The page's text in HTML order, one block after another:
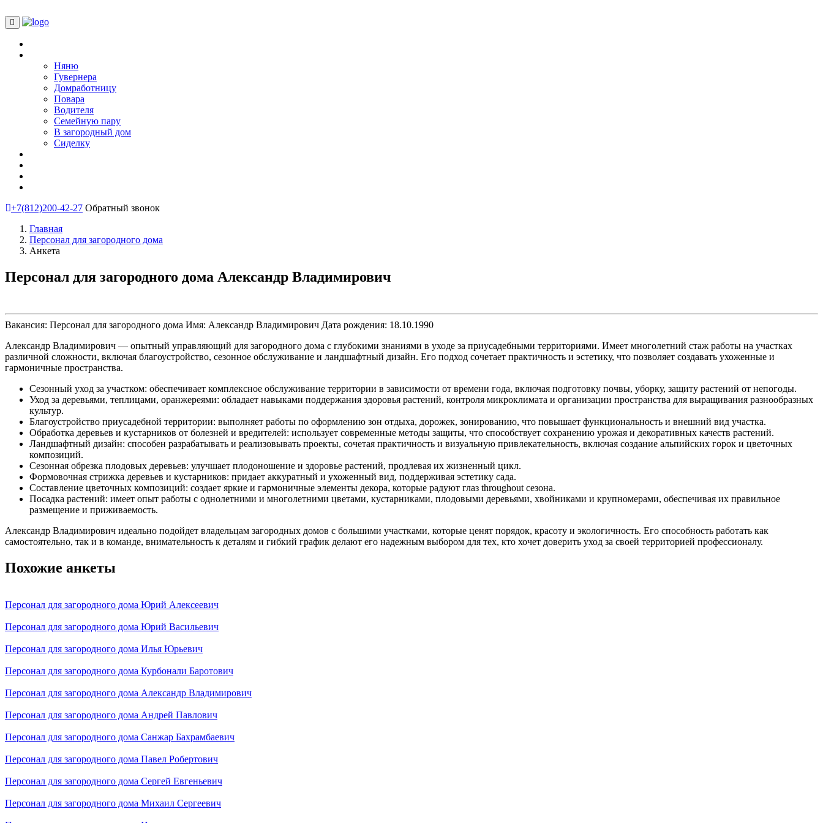
Няню
Гувернера
Домработницу
Повара
Водителя
Семейную пару
В загородный дом
Сиделку
+7(812)200-42-27 Обратный звонок
Главная
Персонал для загородного дома
Анкета
Персонал для загородного дома Александр Владимирович
Вакансия: Персонал для загородного дома Имя: Александр Владимирович Дата рождения: 18.10.1990
Александр Владимирович — опытный управляющий для загородного дома с глубокими знаниями в уходе за приусадебными территориями. Имеет многолетний стаж работы на участках
различной сложности, включая благоустройство, сезонное обслуживание и ландшафтный дизайн. Его подход сочетает практичность и эстетику, что позволяет создавать ухоженные и
гармоничные пространства.
Сезонный уход за участком: обеспечивает комплексное обслуживание территории в зависимости от времени года, включая подготовку почвы, уборку, защиту растений от непогоды.
Уход за деревьями, теплицами, оранжереями: обладает навыками поддержания здоровья растений, контроля микроклимата и организации пространства для выращивания разнообразных
культур.
Благоустройство приусадебной территории: выполняет работы по оформлению зон отдыха, дорожек, зонированию, что повышает функциональность и внешний вид участка.
Обработка деревьев и кустарников от болезней и вредителей: использует современные методы защиты, что способствует сохранению урожая и декоративных качеств растений.
Ландшафтный дизайн: способен разрабатывать и реализовывать проекты, сочетая практичность и визуальную привлекательность, включая создание альпийских горок и цветочных
композиций.
Сезонная обрезка плодовых деревьев: улучшает плодоношение и здоровье растений, продлевая их жизненный цикл.
Формовочная стрижка деревьев и кустарников: придает аккуратный и ухоженный вид, поддерживая эстетику сада.
Составление цветочных композиций: создает яркие и гармоничные элементы декора, которые радуют глаз throughout сезона.
Посадка растений: имеет опыт работы с однолетними и многолетними цветами, кустарниками, плодовыми деревьями, хвойниками и крупномерами, обеспечивая их правильное
размещение и приживаемость.
Александр Владимирович идеально подойдет владельцам загородных домов с большими участками, которые ценят порядок, красоту и экологичность. Его способность работать как
самостоятельно, так и в команде, внимательность к деталям и гибкий график делают его надежным выбором для тех, кто хочет доверить уход за своей территорией профессионалу.
Похожие анкеты
Персонал для загородного дома Юрий Алексеевич
Персонал для загородного дома Юрий Васильевич
Персонал для загородного дома Илья Юрьевич
Персонал для загородного дома Курбонали Баротович
Персонал для загородного дома Александр Владимирович
Персонал для загородного дома Андрей Павлович
Персонал для загородного дома Санжар Бахрамбаевич
Персонал для загородного дома Павел Робертович
Персонал для загородного дома Сергей Евгеньевич
Персонал для загородного дома Михаил Сергеевич